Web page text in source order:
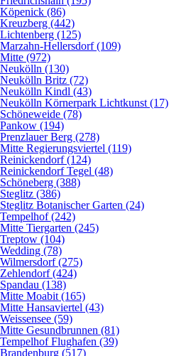
Köpenick (86)
Kreuzberg (442)
Lichtenberg (125)
Marzahn-Hellersdorf (109)
Mitte (972)
Neukölln (130)
Neukölln Britz (72)
Neukölln Kindl (43)
Neukölln Körnerpark Lichtkunst (17)
Schöneweide (78)
Pankow (194)
Prenzlauer Berg (278)
Mitte Regierungsviertel (119)
Reinickendorf (124)
Reinickendorf Tegel (48)
Schöneberg (388)
Steglitz (386)
Steglitz Botanischer Garten (24)
Tempelhof (242)
Mitte Tiergarten (245)
Treptow (104)
Wedding (78)
Wilmersdorf (275)
Zehlendorf (424)
Spandau (138)
Mitte Moabit (165)
Mitte Hansaviertel (43)
Weissensee (59)
Mitte Gesundbrunnen (81)
Tempelhof Flughafen (39)
Brandenburg (517)